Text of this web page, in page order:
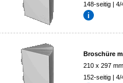
148-seitig | 4/
Broschüre
210 x 297 mm
152-seitig | 4/